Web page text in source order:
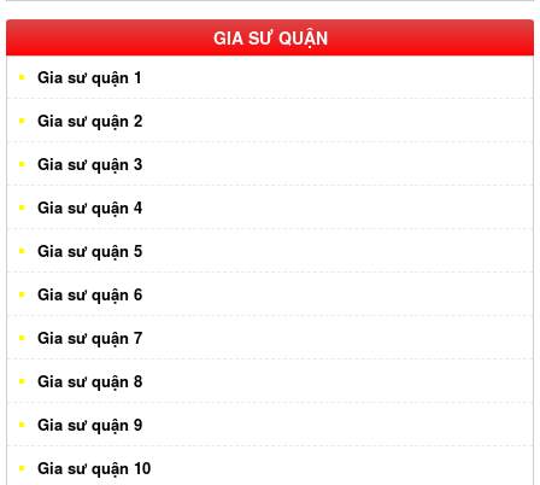
GIA SƯ QUẬN
Gia sư quận 1
Gia sư quận 2
Gia sư quận 3
Gia sư quận 4
Gia sư quận 5
Gia sư quận 6
Gia sư quận 7
Gia sư quận 8
Gia sư quận 9
Gia sư quận 10